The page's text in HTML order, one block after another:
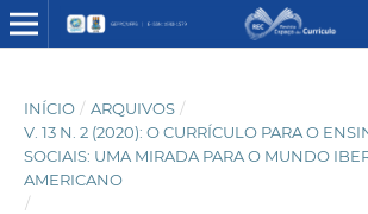
INÍCIO / ARQUIVOS /
V. 13 N. 2 (2020): O CURRÍCULO PARA O
SOCIAIS: UMA MIRADA PARA O MUNDO
AMERICANO
/